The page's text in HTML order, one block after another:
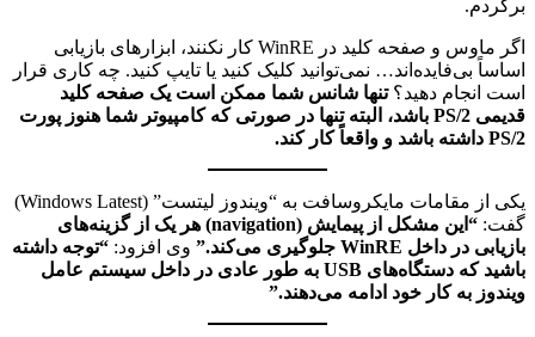
برگردم.
اگر ماوس و صفحه کلید در WinRE کار نکنند، ابزارهای بازیابی
اساساً بی‌فایده‌اند… نمی‌توانید کلیک کنید یا تایپ کنید. چه کاری قرار
است انجام دهید؟تنها شانس شما ممکن است یک صفحه کلید
قدیمی PS/2 باشد، البته تنها در صورتی که کامپیوتر شما هنوز پورت
PS/2 داشته باشد و واقعاً کار کند.
یکی از مقامات مایکروسافت به “ویندوز لیتست” (Windows Latest)
گفت:
“این مشکل از پیمایش (navigation) هر یک از گزینه‌های
بازیابی در داخل WinRE جلوگیری می‌کند.”
وی افزود: “توجه داشته
باشید که دستگاه‌های USB به طور عادی در داخل سیستم عامل
ویندوز به کار خود ادامه می‌دهند.”